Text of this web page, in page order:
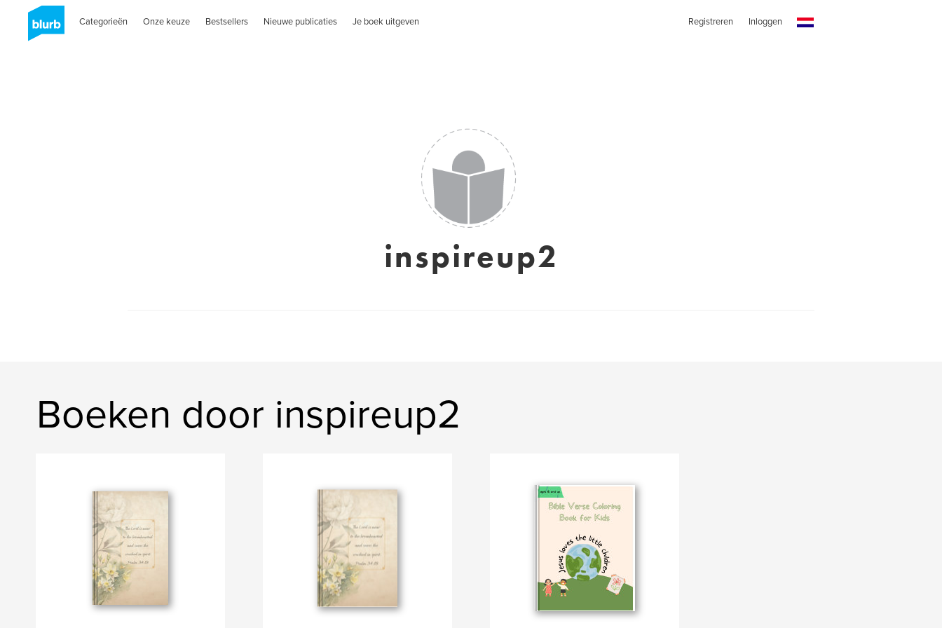
Categorieën Onze keuze Bestsellers Nieuwe publicaties Je boek uitgeven Registreren Inloggen
inspireup2
Boeken door inspireup2